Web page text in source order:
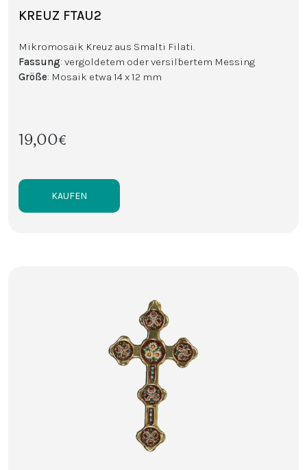
KREUZ FTAU2
Mikromosaik Kreuz aus Smalti Filati.
Fassung: vergoldetem oder versilbertem Messing
Größe: Mosaik etwa 14 x 12 mm
19,00€
KAUFEN